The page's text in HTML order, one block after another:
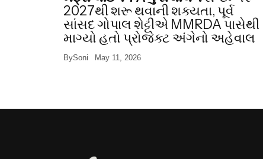
2027થી શરૂ થવાની શક્યતા, પૂર્વ
સાંસદ ગોપાલ શેટ્ટીએ MMRDA પાસેથી
માગ્યો હતો પ્રોજેક્ટ અંગેનો અહેવાલ
BySoni May 11, 2026